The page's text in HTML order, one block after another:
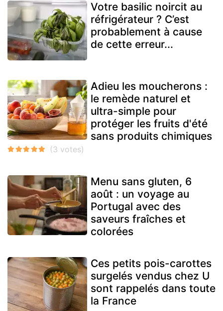
Votre basilic noircit au
réfrigérateur ? C’est
probablement à cause
de cette erreur...
Adieu les moucherons :
le remède naturel et
ultra-simple pour
protéger les fruits d'été
sans produits chimiques
Menu sans gluten, 6
août : un voyage au
Portugal avec des
saveurs fraîches et
colorées
Ces petits pois-carottes
surgelés vendus chez U
sont rappelés dans toute
la France